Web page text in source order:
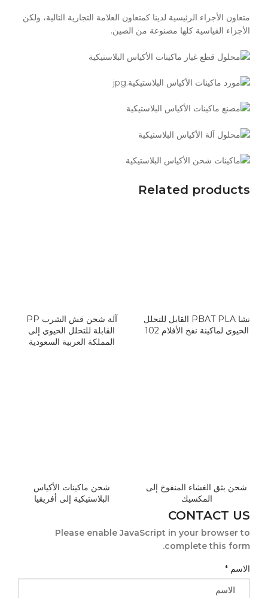
متعاون الأجزاء الرئيسية لدينا كمتعاون العلامة التجارية التالية، ولكن
الأجزاء القياسية كلها مصنوعة من الصين.
Related products
نشا PBAT PLA القابل للتحلل
الحيوي لماكينة نفخ الأفلام 102
آلة شحن قش الشرب PP
القابلة للتحلل الحيوي إلى
المملكة العربية السعودية
شحن بثق الغشاء المنفوخ إلى
المكسيك
شحن ماكينات الأكياس
البلاستيكية إلى أفريقيا
CONTACT US
Please enable JavaScript in your browser to
complete this form.
واتس
الاسم *